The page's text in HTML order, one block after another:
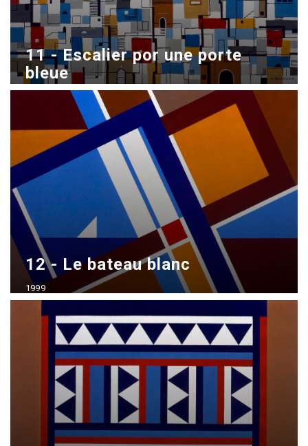
11 - Escalier por une porte
bleue
Acrílico sobre madera
70x100 cm
12 - Le bateau blanc
1999
70x100 cm